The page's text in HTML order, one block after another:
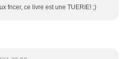
fncer, ce livre est une TUERIE! ;)